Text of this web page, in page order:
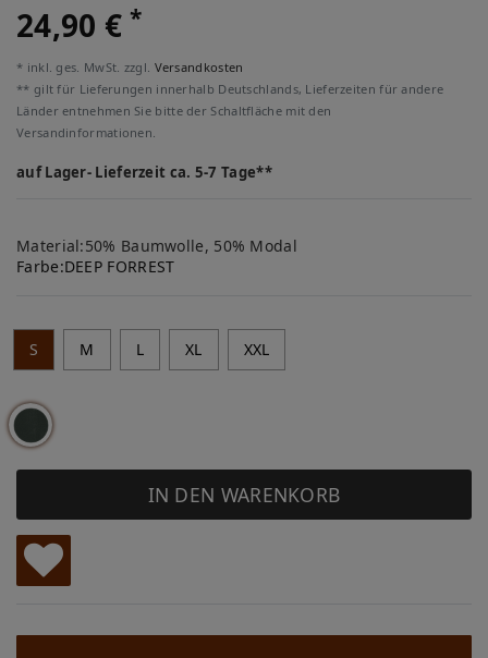
24,90 €*
* inkl. ges. MwSt. zzgl. Versandkosten
** gilt für Lieferungen innerhalb Deutschlands, Lieferzeiten für andere
Länder entnehmen Sie bitte der Schaltfläche mit den
Versandinformationen.
auf Lager- Lieferzeit ca. 5-7 Tage**
Material:50% Baumwolle, 50% Modal
Farbe:DEEP FORREST
S M L XL XXL
IN DEN WARENKORB
W
u